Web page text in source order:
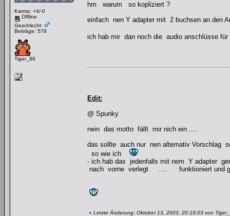
Karma: +4/-0
Offline
Geschlecht:
Beiträge: 578
Tiger_86
hm warum so kopliziert ?
einfach nen Y adapter mit 2 buchsen an den
ich hab mir dan noch die audio anschlüsse
Edit:
@ Spunky
nein das motto fällt mir nich ein ....
das sollte auch nur nen alternativ
so wie ich
- ich hab das jedenfalls mit nem Y adapter
nach vorne verlegt .... funktioniert und
« Letzte Änderung: Oktober 13, 2003, 20:19:03 von